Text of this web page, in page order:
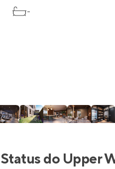
-
Status do Upper